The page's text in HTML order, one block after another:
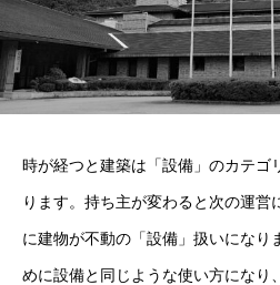
時が経つと建築は「設備」のカテゴ
ります。持ち主が変わると次の運
に建物が不動の「設備」扱いになり
めに設備と同じような使い方になり